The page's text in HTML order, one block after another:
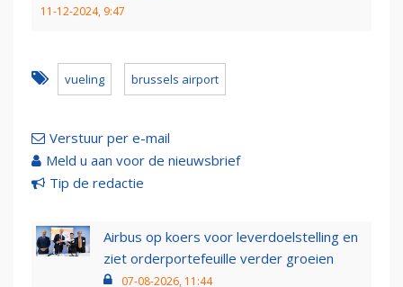
11-12-2024, 9:47
vueling brussels airport
Verstuur per e-mail
Meld u aan voor de nieuwsbrief
Tip de redactie
Airbus op koers voor leverdoelstelling en
ziet orderportefeuille verder groeien
07-08-2026, 11:44